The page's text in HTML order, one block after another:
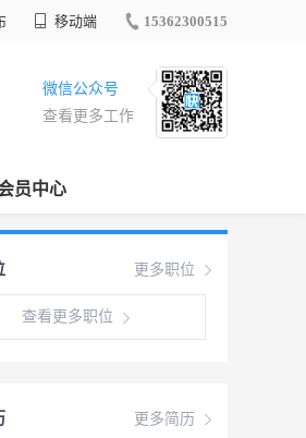
移动端 15362300515
微信公众号
查看更多工作
员中心
更多职位
查看更多职位
更多简历